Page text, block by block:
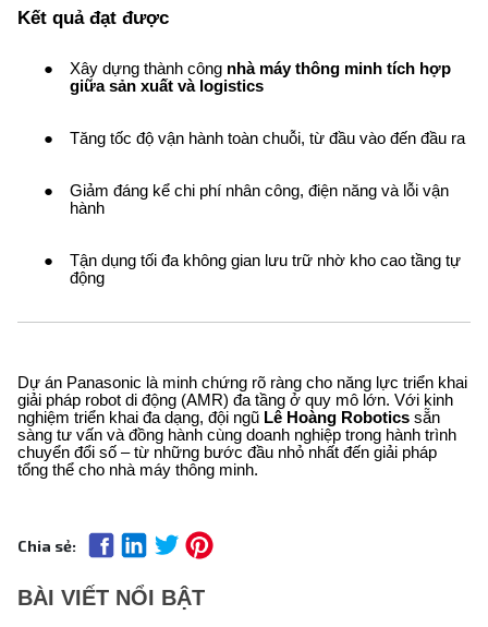
Kết quả đạt được
Xây dựng thành công nhà máy thông minh tích hợp
giữa sản xuất và logistics
Tăng tốc độ vận hành toàn chuỗi, từ đầu vào đến đầu ra
Giảm đáng kể chi phí nhân công, điện năng và lỗi vận
hành
Tận dụng tối đa không gian lưu trữ nhờ kho cao tầng tự
động
Dự án Panasonic là minh chứng rõ ràng cho năng lực triển khai
giải pháp robot di động (AMR) đa tầng ở quy mô lớn. Với kinh
nghiệm triển khai đa dạng, đội ngũ Lê Hoàng Robotics sẵn
sàng tư vấn và đồng hành cùng doanh nghiệp trong hành trình
chuyển đổi số – từ những bước đầu nhỏ nhất đến giải pháp
tổng thể cho nhà máy thông minh.
Chia sẻ:
BÀI VIẾT NỔI BẬT